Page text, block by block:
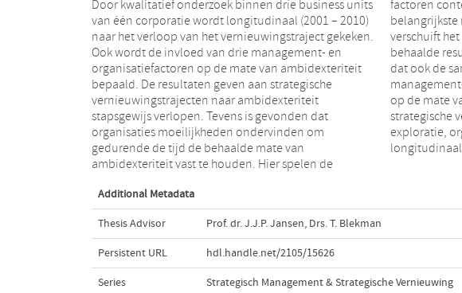
Door kwalitatief onderzoek binnen drie business units
van één corporatie wordt longitudinaal (2001 – 2010)
naar het verloop van het vernieuwingstraject gekeken.
Ook wordt de invloed van drie management- en
organisatiefactoren op de mate van ambidexteriteit
bepaald. De resultaten geven aan strategische
vernieuwingstrajecten naar ambidexteriteit
stapsgewijs verlopen. Tevens is gevonden dat
organisaties moeilijkheden ondervinden om
gedurende de tijd de behaalde mate van
ambidexteriteit vast te houden. Hier spelen de
factoren context en leiderschap initieel de
belangrijkste rol. Naarmate het proces vordert,
verschuift het belang naar organisatiestructuur om de
behaalde resultaten te borgen. Tot slot is geïllustreerd
dat ook de samenhang tussen de verschillende
management- en organisatiefactoren van invloed is
op de mate van ambidexteriteit. Sleutelwoorden:
strategische vernieuwing, ambidexteriteit, exploitatie,
exploratie, organisatiestructuur, context, leiderschap,
longitudinaal
Additional Metadata
Thesis Advisor Prof. dr. J.J.P. Jansen, Drs. T. Blekman
Persistent URL hdl.handle.net/2105/15626
Series Strategisch Management & Strategische Vernieuwing